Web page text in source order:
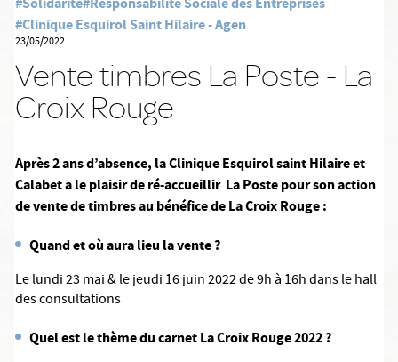
#Clinique Esquirol Saint Hilaire - Agen
23/05/2022
Vente timbres La Poste - La
Croix Rouge
Après 2 ans d’absence, la Clinique Esquirol saint Hilaire et
Calabet a le plaisir de ré-accueillir La Poste pour son action
de vente de timbres au bénéfice de La Croix Rouge :
Quand et où aura lieu la vente ?
Le lundi 23 mai & le jeudi 16 juin 2022 de 9h à 16h dans le hall
des consultations
Quel est le thème du carnet La Croix Rouge 2022 ?